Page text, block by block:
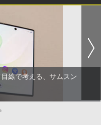
線で考える、サムスン